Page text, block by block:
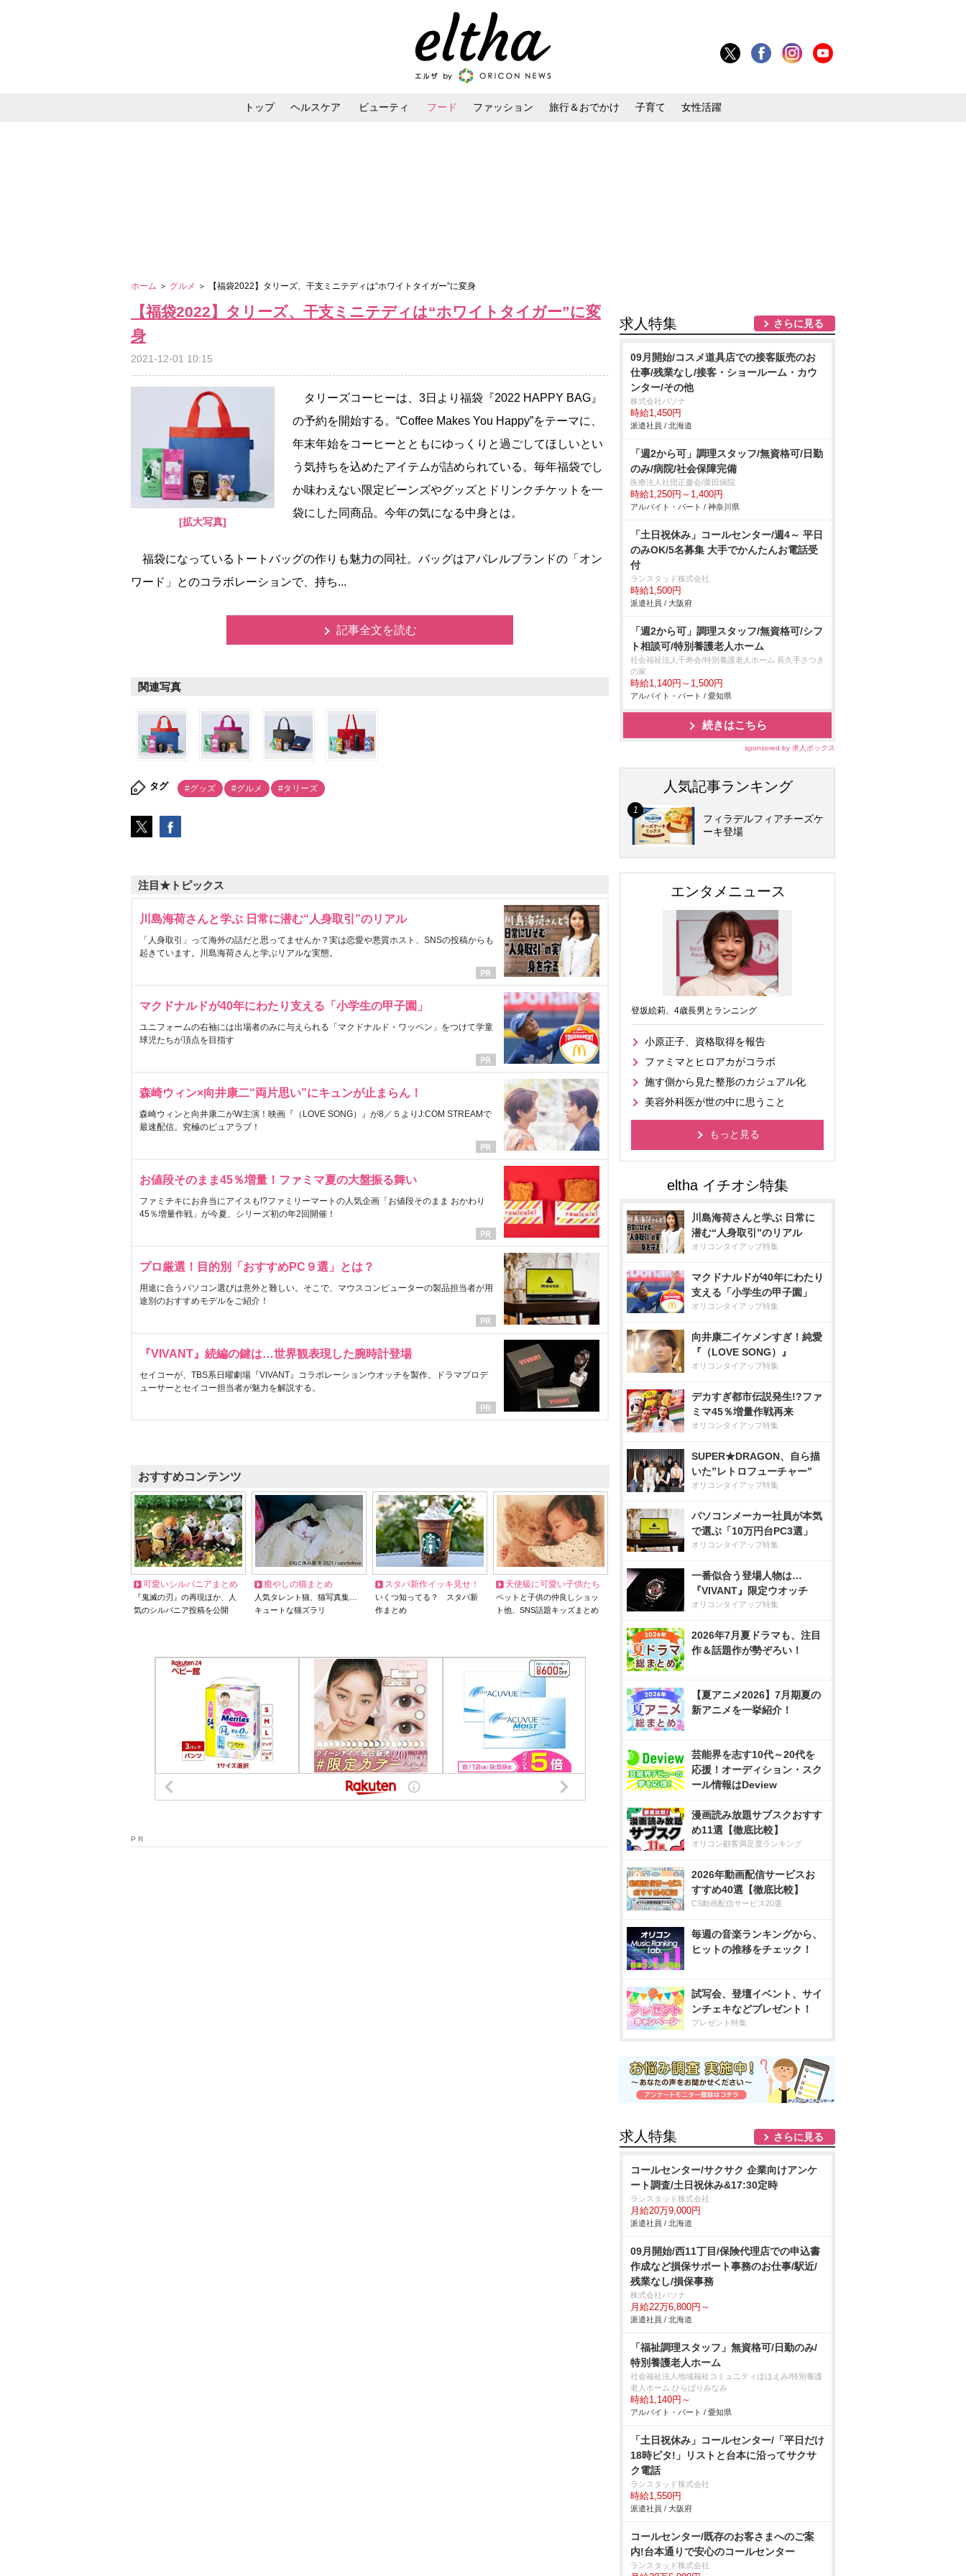
トップ ヘルスケア ビューティ フード ファッション 旅行＆おでかけ 子育て 女性活躍
ホーム ＞ グルメ ＞ 【福袋2022】タリーズ、干支ミニテディは“ホワイトタイガー”に変身
【福袋2022】タリーズ、干支ミニテディは“ホワイトタイガー”に変
身
2021-12-01 10:15
[拡大写真]
タリーズコーヒーは、3日より福袋『2022 HAPPY BAG』
の予約を開始する。“Coffee Makes You Happy”をテーマに、
年末年始をコーヒーとともにゆっくりと過ごしてほしいとい
う気持ちを込めたアイテムが詰められている。毎年福袋でし
か味わえない限定ビーンズやグッズとドリンクチケットを一
袋にした同商品。今年の気になる中身とは。
福袋になっているトートバッグの作りも魅力の同社。バッグはアパレルブランドの「オン
ワード」とのコラボレーションで、持ち...
記事全文を読む
関連写真
タグ #グッズ #グルメ #タリーズ
注目★トピックス
川島海荷さんと学ぶ 日常に潜む“人身取引”のリアル
「人身取引」って海外の話だと思ってませんか？実は恋愛や悪質ホスト、SNSの投稿からも
起きています。川島海荷さんと学ぶリアルな実態。
マクドナルドが40年にわたり支える「小学生の甲子園」
ユニフォームの右袖には出場者のみに与えられる「マクドナルド・ワッペン」をつけて学童
球児たちが頂点を目指す
森崎ウィン×向井康二“両片思い”にキュンが止まらん！
森崎ウィンと向井康二がW主演！映画『（LOVE SONG）』が8／５よりJ:COM STREAMで
最速配信。究極のピュアラブ！
お値段そのまま45％増量！ファミマ夏の大盤振る舞い
ファミチキにお弁当にアイスも!?ファミリーマートの人気企画「お値段そのまま おかわり
45％増量作戦」が今夏、シリーズ初の年2回開催！
プロ厳選！目的別「おすすめPC９選」とは？
用途に合うパソコン選びは意外と難しい。そこで、マウスコンピューターの製品担当者が用
途別のおすすめモデルをご紹介！
『VIVANT』続編の鍵は…世界観表現した腕時計登場
セイコーが、TBS系日曜劇場『VIVANT』コラボレーションウオッチを製作。ドラマプロデ
ューサーとセイコー担当者が魅力を解説する。
おすすめコンテンツ
可愛いシルバニアまとめ
『鬼滅の刃』の再現ほか、人
気のシルバニア投稿を公開
癒やしの猫まとめ
人気タレント猫、猫写真集…
キュートな猫ズラリ
スタバ新作イッキ見せ！
いくつ知ってる？ スタバ新
作まとめ
天使級に可愛い子供たち
ペットと子供の仲良しショッ
ト他、SNS話題キッズまとめ
P R
求人特集 さらに見る
09月開始/コスメ道具店での接客販売のお
仕事/残業なし/接客・ショールーム・カウ
ンター/その他
株式会社パソナ
時給1,450円
派遣社員 / 北海道
「週2から可」調理スタッフ/無資格可/日勤
のみ/病院/社会保障完備
医療法人社団正慶会/栗田病院
時給1,250円～1,400円
アルバイト・パート / 神奈川県
「土日祝休み」コールセンター/週4～ 平日
のみOK/5名募集 大手でかんたんお電話受
付
ランスタッド株式会社
時給1,500円
派遣社員 / 大阪府
「週2から可」調理スタッフ/無資格可/シフ
ト相談可/特別養護老人ホーム
社会福祉法人千寿会/特別養護老人ホーム 長久手さつき
の家
時給1,140円～1,500円
アルバイト・パート / 愛知県
続きはこちら
sponsored by 求人ボックス
人気記事ランキング
フィラデルフィアチーズケ
ーキ登場
エンタメニュース
登坂絵莉、4歳長男とランニング
小原正子、資格取得を報告
ファミマとヒロアカがコラボ
施す側から見た整形のカジュアル化
美容外科医が世の中に思うこと
もっと見る
川島海荷さんと学ぶ 日常に
潜む“人身取引”のリアル
オリコンタイアップ特集
マクドナルドが40年にわたり
支える「小学生の甲子園」
オリコンタイアップ特集
向井康二イケメンすぎ！純愛
『（LOVE SONG）』
オリコンタイアップ特集
デカすぎ都市伝説発生!?ファ
ミマ45％増量作戦再来
オリコンタイアップ特集
SUPER★DRAGON、自ら描
いた”レトロフューチャー”
オリコンタイアップ特集
パソコンメーカー社員が本気
で選ぶ「10万円台PC3選」
オリコンタイアップ特集
一番似合う登場人物は…
『VIVANT』限定ウオッチ
オリコンタイアップ特集
2026年7月夏ドラマも、注目
作＆話題作が勢ぞろい！
【夏アニメ2026】7月期夏の
新アニメを一挙紹介！
芸能界を志す10代～20代を
応援！オーディション・スク
ール情報はDeview
漫画読み放題サブスクおすす
め11選【徹底比較】
オリコン顧客満足度ランキング
2026年動画配信サービスお
すすめ40選【徹底比較】
CS動画配信サービス20選
毎週の音楽ランキングから、
ヒットの推移をチェック！
試写会、登壇イベント、サイ
ンチェキなどプレゼント！
プレゼント特集
求人特集 さらに見る
コールセンター/サクサク 企業向けアンケ
ート調査/土日祝休み&17:30定時
ランスタッド株式会社
月給20万9,000円
派遣社員 / 北海道
09月開始/西11丁目/保険代理店での申込書
作成など損保サポート事務のお仕事/駅近/
残業なし/損保事務
株式会社パソナ
月給22万6,800円～
派遣社員 / 北海道
「福祉調理スタッフ」無資格可/日勤のみ/
特別養護老人ホーム
社会福祉法人地域福祉コミュニティほほえみ/特別養護
老人ホーム ひらばりみなみ
時給1,140円～
アルバイト・パート / 愛知県
「土日祝休み」コールセンター/「平日だけ
18時ピタ!」リストと台本に沿ってサクサ
ク電話
ランスタッド株式会社
時給1,550円
派遣社員 / 大阪府
コールセンター/既存のお客さまへのご案
内!台本通りで安心のコールセンター
ランスタッド株式会社